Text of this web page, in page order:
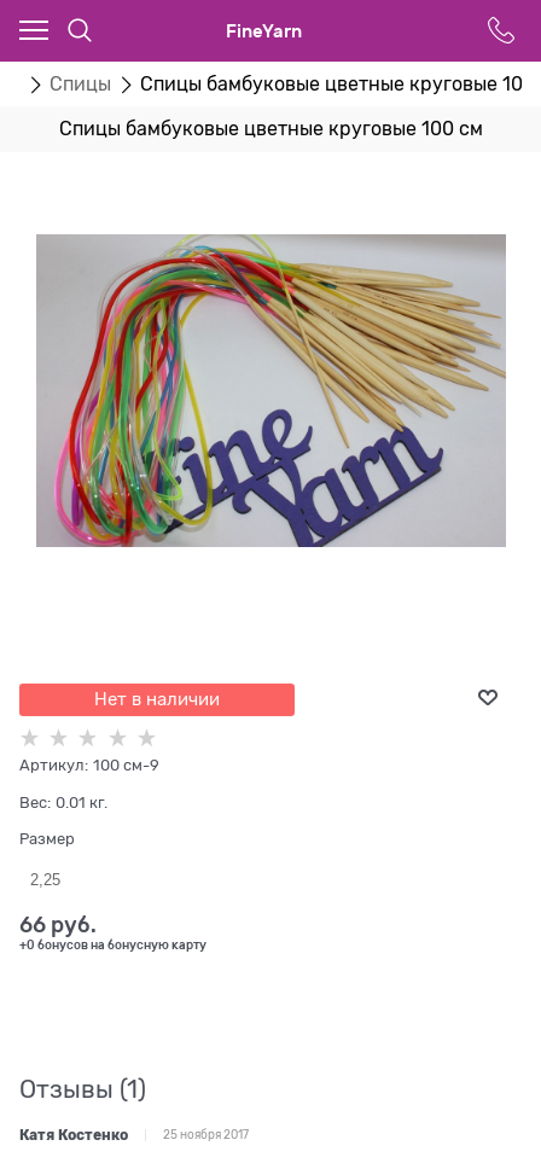
FineYarn
Спицы Спицы бамбуковые цветные круговые 100
Спицы бамбуковые цветные круговые 100 см
Нет в наличии
Артикул: 100 см-9
Вес: 0.01 кг.
Размер
2,25
66 руб.
+0 бонусов на бонусную карту
Отзывы (1)
Катя Костенко 25 ноября 2017